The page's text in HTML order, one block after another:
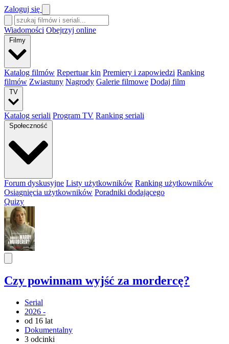
Zaloguj się
Wiadomości Obejrzyj online
Filmy
Katalog filmów Repertuar kin Premiery i zapowiedzi Ranking
filmów Zwiastuny Nagrody Galerie filmowe Dodaj film
TV
Katalog seriali Program TV Ranking seriali
Społeczność
Forum dyskusyjne Listy użytkowników Ranking użytkowników
Osiągnięcia użytkowników Poradniki dodającego
Quizy
Czy powinnam wyjść za mordercę?
Serial
2026 -
od 16 lat
Dokumentalny
3 odcinki